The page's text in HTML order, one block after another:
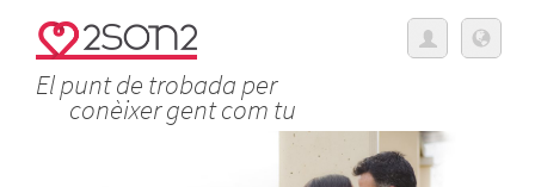
El punt de trobada per
conèixer gent com tu